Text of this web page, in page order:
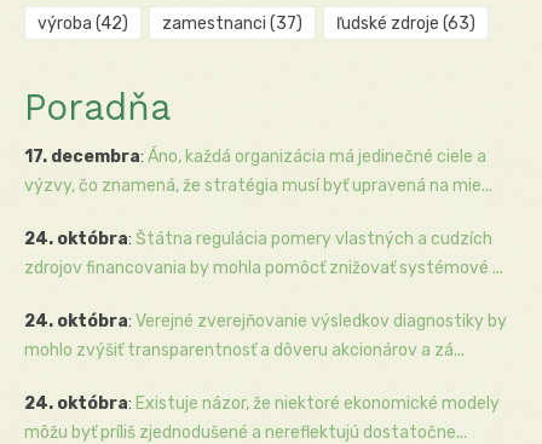
výroba (42) zamestnanci (37) ľudské zdroje (63)
Poradňa
17. decembra: Áno, každá organizácia má jedinečné ciele a
výzvy, čo znamená, že stratégia musí byť upravená na mie...
24. októbra: Štátna regulácia pomery vlastných a cudzích
zdrojov financovania by mohla pomôcť znižovať systémové ...
24. októbra: Verejné zverejňovanie výsledkov diagnostiky by
mohlo zvýšiť transparentnosť a dôveru akcionárov a zá...
24. októbra: Existuje názor, že niektoré ekonomické modely
môžu byť príliš zjednodušené a nereflektujú dostatočne...